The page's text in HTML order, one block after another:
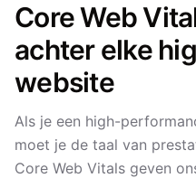
Core Web
achter elke
website
Als je een high-
moet je de taal van
Core Web Vitals geven